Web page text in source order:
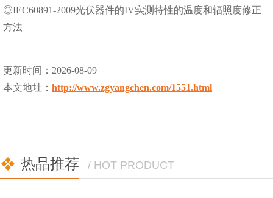
◎IEC60891-2009光伏器件的IV实测特性的温度和辐照度修正
⽅法
更新时间：2026-08-09
本文地址： http://www.zgyangchen.com/1551.html
热品推荐 / HOT PRODUCT